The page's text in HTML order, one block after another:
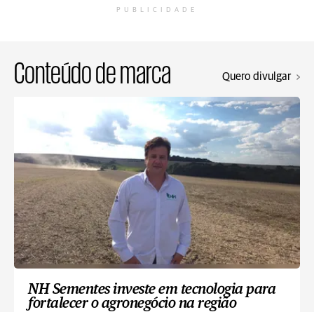
PUBLICIDADE
Conteúdo de marca Quero divulgar
NH Sementes investe em tecnologia para
fortalecer o agronegócio na região